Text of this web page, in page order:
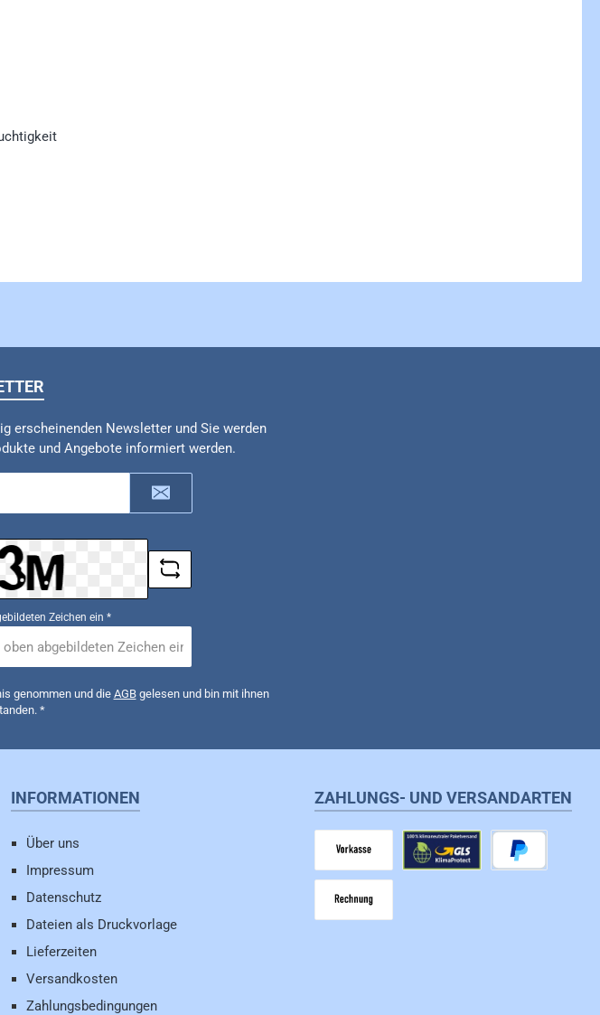
erscheinenden Newsletter und Sie werden
und Angebote informiert werden.
Zeichen ein *
genommen und die AGBgelesen und bin mit ihnen
*
INFORMATIONEN
Über uns
Impressum
Datenschutz
Dateien als Druckvorlage
Lieferzeiten
Versandkosten
Zahlungsbedingungen
ZAHLUNGS- UND VERSANDARTEN
Vorkasse